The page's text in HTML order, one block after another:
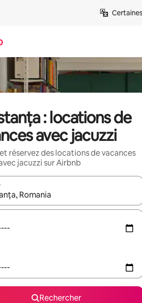
: locations de
avec jacuzzi
réservez des locations de vacances
jacuzzi sur Airbnb
les résultats s'affichent, utilisez les flèches
Rechercher